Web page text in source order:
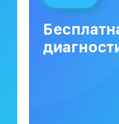
от 40
от 120